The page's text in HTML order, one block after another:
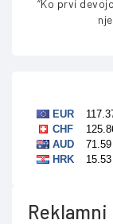
“Ko prvi